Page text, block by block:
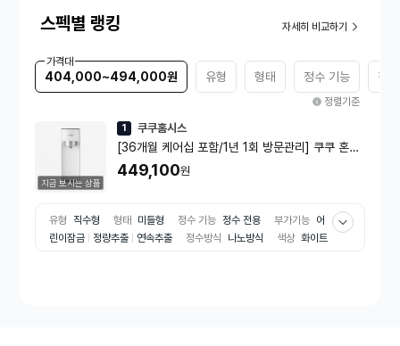
스펙별 랭킹 자세히 비교하기
가격대
404,000~494,000원 유형 형태 정수 기능 정
정렬기준
지금 보시는 상품
1 쿠쿠홈시스
[36개월 케어십 포함/1년 1회 방문관리] 쿠쿠 혼족
직수 정수기 CP-U011W
449,100원
유형 직수형 형태 미들형 정수 기능 정수 전용 부가기능 어
린이잠금
정량추출 연속추출 정수방식 나노방식 색상 화이트